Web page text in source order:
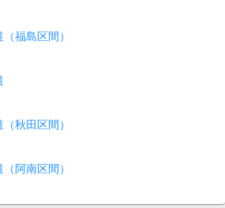
福島区間）
秋田区間）
阿南区間）